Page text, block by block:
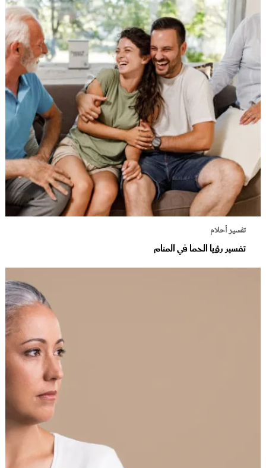
تفسير أحلام
تفسير رؤيا الحما في المنام